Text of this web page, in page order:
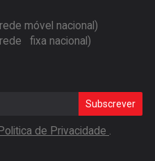
móvel nacional)
fixa nacional)
Subscrever
Politica de Privacidade .